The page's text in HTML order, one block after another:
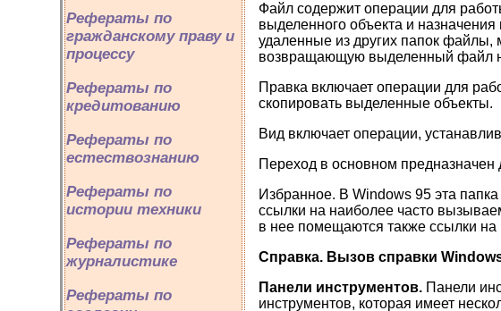
Рефераты по
гражданскому праву и
процессу
Рефераты по
кредитованию
Рефераты по
естествознанию
Рефераты по
истории техники
Рефераты по
журналистике
Рефераты по
Файл содержит операции для
выделенного объекта и
удаленные из других папок
возвращающую выделенный файл
Правка включает операции для
скопировать выделенные объекты.
Вид включает операции,
Переход в основном предназначен
Избранное. В Windows 95 эта
ссылки на наиболее часто
в нее помещаются также ссылки на
Справка. Вызов справки
Панели инструментов. Панели
инструментов, которая имеет